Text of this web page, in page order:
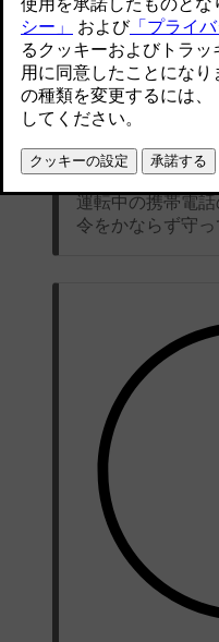
重要
運転中の携帯電
令をかならず守っ